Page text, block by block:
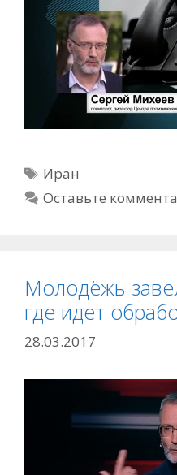
Метки
Иран
Оставьте
Молодёжь
где идет
28.03.2017